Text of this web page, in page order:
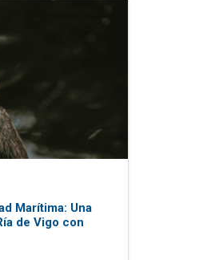
Marítima: Una
de Vigo con